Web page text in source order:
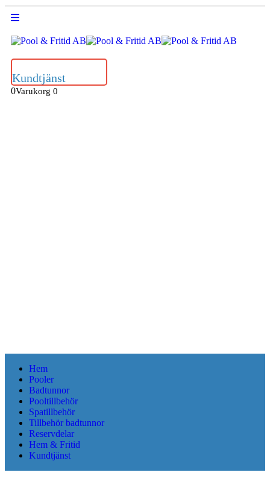
Kundtjänst
0Varukorg 0
Hem
Pooler
Badtunnor
Pooltillbehör
Spatillbehör
Tillbehör badtunnor
Reservdelar
Hem & Fritid
Kundtjänst